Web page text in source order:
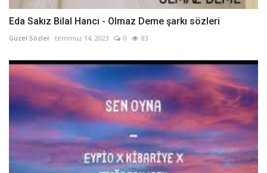
Eda Sakız Bilal Hancı - Olmaz Deme şarkı sözleri
Güzel Sözler temmuz 14, 2023 0 83